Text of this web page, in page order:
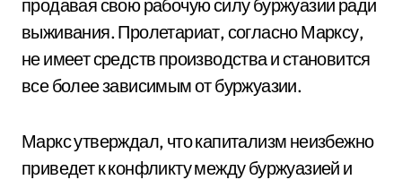
продавая свою рабочую силу буржуазии ради
выживания. Пролетариат, согласно Марксу,
не имеет средств производства и становится
все более зависимым от буржуазии.
Маркс утверждал, что капитализм неизбежно
приведет к конфликту между буржуазией и